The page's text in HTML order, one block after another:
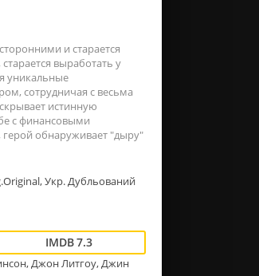
и старается
выработать у
уникальные
сотрудничая с весьма
истинную
с финансовыми
герой обнаруживает "дыру"
Укр. Дубльований
7.3
Джон Литгоу, Джин